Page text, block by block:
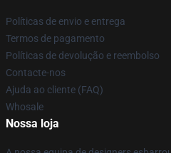
Políticas de envio e entrega
Termos de pagamento
Políticas de devolução e reembolso
Contacte-nos
Ajuda ao cliente (FAQ)
Whosale
Nossa loja